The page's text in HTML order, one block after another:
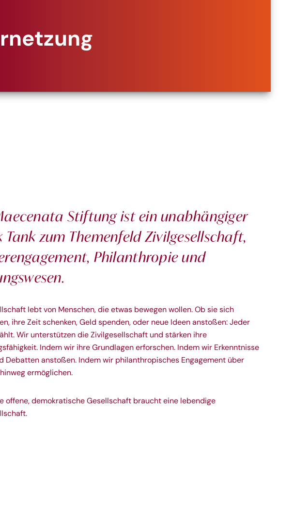
Stiftung ist ein unabhängiger
Tank zum Themenfeld Zivilgesellschaft,
Philanthropie und
lebt von Menschen, die etwas bewegen wollen. Ob sie sich
ihre Zeit schenken, Geld spenden, oder neue Ideen anstoßen: Jeder
Wir unterstützen die Zivilgesellschaft und stärken ihre
Indem wir ihre Grundlagen erforschen. Indem wir Erkenntnisse
Debatten anstoßen. Indem wir philanthropisches Engagement über
ermöglichen.
offene, demokratische Gesellschaft braucht eine lebendige